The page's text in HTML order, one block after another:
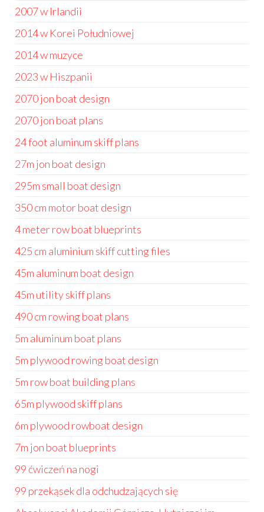
2007 w Irlandii
2014 w Korei Południowej
2014 w muzyce
2023 w Hiszpanii
2070 jon boat design
2070 jon boat plans
24 foot aluminum skiff plans
27m jon boat design
295m small boat design
350 cm motor boat design
4 meter row boat blueprints
425 cm aluminium skiff cutting files
45m aluminum boat design
45m utility skiff plans
490 cm rowing boat plans
5m aluminum boat plans
5m plywood rowing boat design
5m row boat building plans
65m plywood skiff plans
6m plywood rowboat design
7m jon boat blueprints
99 ćwiczeń na nogi
99 przekąsek dla odchudzających się